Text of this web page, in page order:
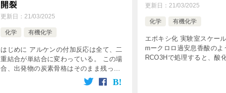
開裂
更新日：21/03/2025
化学 有機化学
はじめに アルケンの付加反応は全て、二
重結合が単結合に変わっている。 この場
合、出発物の炭素骨格はそのまま残って
いた。 だが、 C＝C結合を二分する強力
な酸化物も存在する。 ここでは、アルケ
更新日： 21/03/2025
化学 有機化学
エポキシ化 実験室スケー
mークロロ過安息香酸のよ
RCO3Hで処理すると、酸
ポキシドができる。 エポ
環に酸素原子をもった環